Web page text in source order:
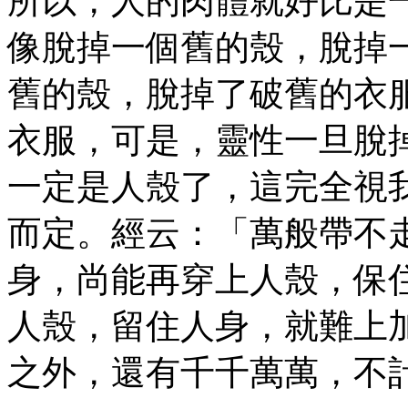
像脫掉一個舊的殼，脫掉
舊的殼，脫掉了破舊的衣
衣服，可是，靈性一旦脫
一定是人殼了，這完全視
而定。經云：「萬般帶不
身，尚能再穿上人殼，保
人殼，留住人身，就難上
之外，還有千千萬萬，不